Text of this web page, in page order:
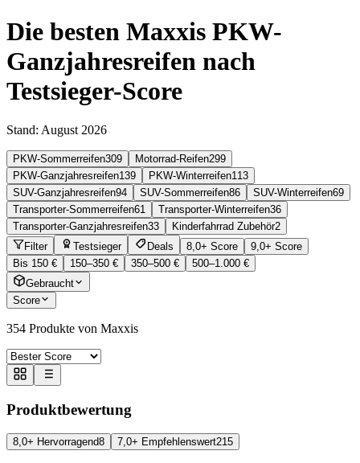
Die besten Maxxis PKW-
Ganzjahresreifen nach
Testsieger-Score
Stand: August 2026
PKW-Sommerreifen309 Motorrad-Reifen299
PKW-Ganzjahresreifen139 PKW-Winterreifen113
SUV-Ganzjahresreifen94 SUV-Sommerreifen86 SUV-Winterreifen69
Transporter-Sommerreifen61 Transporter-Winterreifen36
Transporter-Ganzjahresreifen33 Kinderfahrrad Zubehör2
Filter
Testsieger Deals 8,0+ Score
9,0+ Score
Bis 150 €
150–350 € 350–500 €
500–1.000 €
Gebraucht
Score
354 Produkte von Maxxis
Produktbewertung
8,0+ Hervorragend8 7,0+ Empfehlenswert215